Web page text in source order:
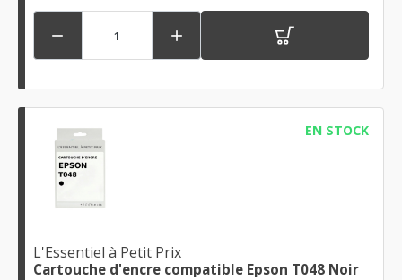
 
EN STOCK
L'Essentiel à Petit Prix
Cartouche d'encre compatible Epson T048 Noir